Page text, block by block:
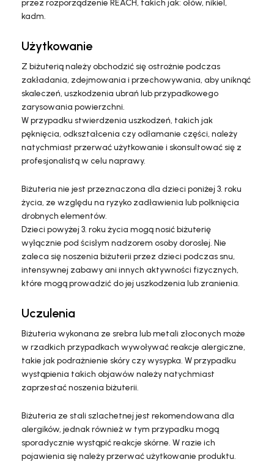
przez rozporządzenie REACH, takich jak: ołów, nikiel,
kadm.
Użytkowanie
Z biżuterią należy obchodzić się ostrożnie podczas
zakładania, zdejmowania i przechowywania, aby uniknąć
skaleczeń, uszkodzenia ubrań lub przypadkowego
zarysowania powierzchni.
W przypadku stwierdzenia uszkodzeń, takich jak
pęknięcia, odkształcenia czy odłamanie części, należy
natychmiast przerwać użytkowanie i skonsultować się z
profesjonalistą w celu naprawy.
Biżuteria nie jest przeznaczona dla dzieci poniżej 3. roku
życia, ze względu na ryzyko zadławienia lub połknięcia
drobnych elementów.
Dzieci powyżej 3. roku życia mogą nosić biżuterię
wyłącznie pod ścisłym nadzorem osoby dorosłej. Nie
zaleca się noszenia biżuterii przez dzieci podczas snu,
intensywnej zabawy ani innych aktywności fizycznych,
które mogą prowadzić do jej uszkodzenia lub zranienia.
Uczulenia
Biżuteria wykonana ze srebra lub metali złoconych może
w rzadkich przypadkach wywoływać reakcje alergiczne,
takie jak podrażnienie skóry czy wysypka. W przypadku
wystąpienia takich objawów należy natychmiast
zaprzestać noszenia biżuterii.
Biżuteria ze stali szlachetnej jest rekomendowana dla
alergików, jednak również w tym przypadku mogą
sporadycznie wystąpić reakcje skórne. W razie ich
pojawienia się należy przerwać użytkowanie produktu.